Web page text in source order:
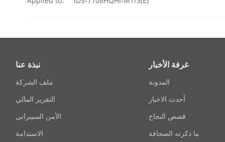
نبذة عنا
ملف الشركة
التقرير المالي
الأمن السيبراني
الاستدامة
غرفة الأخبار
المدونة
أحدث الاخبار
قصص النجاح
ما ذكرته الصحافة